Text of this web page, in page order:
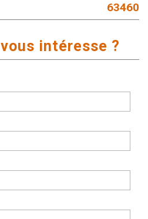
63460
vous intéresse ?